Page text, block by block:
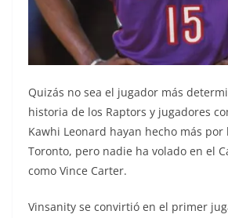
Quizás no sea el jugador más
historia de los Raptors y jugadores
Kawhi Leonard hayan hecho más
Toronto, pero nadie ha volado en el
como Vince Carter.
Vinsanity se convirtió en el primer